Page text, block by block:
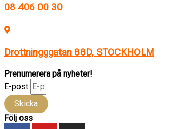
08 406 00 30
Drottningggatan 88D, STOCKHOLM
Prenumerera på nyheter!
E-post
Skicka
Följ oss